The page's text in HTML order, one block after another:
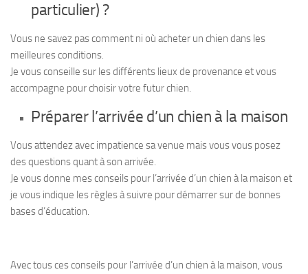
particulier) ?
Vous ne savez pas comment ni où acheter un chien dans les
meilleures conditions.
Je vous conseille sur les différents lieux de provenance et vous
accompagne pour choisir votre futur chien.
Préparer l’arrivée d’un chien à la maison
Vous attendez avec impatience sa venue mais vous vous posez
des questions quant à son arrivée.
Je vous donne mes conseils pour l’arrivée d’un chien à la maison et
je vous indique les règles à suivre pour démarrer sur de bonnes
bases d’éducation.
Avec tous ces conseils pour l’arrivée d’un chien à la maison, vous